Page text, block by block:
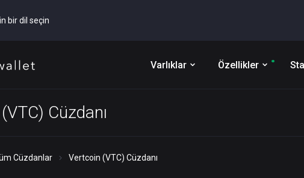
bir dil seçin
Varlıklar Özellikler
Cüzdanı
Cüzdanlar Vertcoin (VTC) Cüzdanı